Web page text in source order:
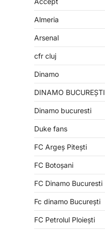
Almeria
Arsenal
cfr cluj
Dinamo
DINAMO BUCUREȘTI
Dinamo bucuresti
Duke fans
FC Argeș Pitești
FC Botoșani
FC Dinamo Bucuresti
Fc dinamo București
FC Petrolul Ploiești